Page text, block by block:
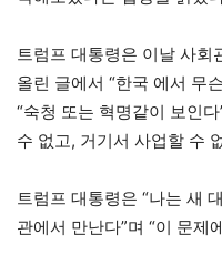
트럼프 대통령은 이날 사회
올린 글에서 “한국 에서 무
“숙청 또는 혁명같이 보인
수 없고, 거기서 사업할 수
트럼프 대통령은 “나는 새
관에서 만난다”며 “이 문제